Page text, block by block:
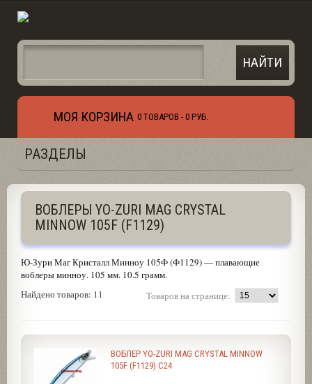
МОЯ КОРЗИНА 0 ТОВАРОВ - 0 РУБ.
РАЗДЕЛЫ
ВОБЛЕРЫ YO-ZURI MAG CRYSTAL
MINNOW 105F (F1129)
Ю-Зури Маг Кристалл Минноу 105Ф (Ф1129) — плавающие
воблеры минноу. 105 мм. 10.5 грамм.
Найдено товаров: 11
Товаров на странице:
ВОБЛЕР YO-ZURI MAG CRYSTAL MINNOW
105F (F1129) C24